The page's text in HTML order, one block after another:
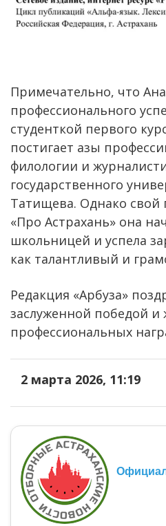
Примечательно, что
профессионального
студенткой первого
постигает азы
филологии и
государственного
Татищева. Однако свой
«Про Астрахань» она
школьницей и успела
как талантливый и
Редакция «Арбуза»
заслуженной победой и
профессиональных
2 марта 2026, 11:19